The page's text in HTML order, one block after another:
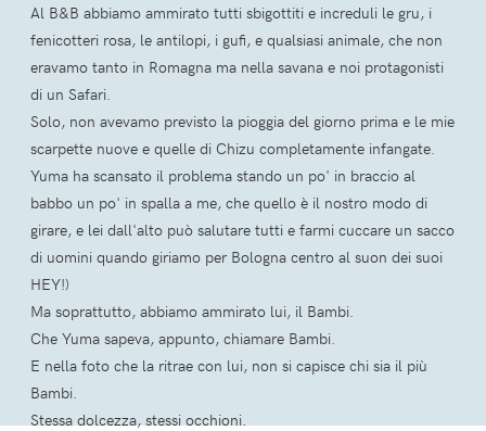
Al B&B abbiamo ammirato tutti sbigottiti e increduli le gru, i
fenicotteri rosa, le antilopi, i gufi, e qualsiasi animale, che non
eravamo tanto in Romagna ma nella savana e noi protagonisti
di un Safari.
Solo, non avevamo previsto la pioggia del giorno prima e le mie
scarpette nuove e quelle di Chizu completamente infangate.
Yuma ha scansato il problema stando un po' in braccio al
babbo un po' in spalla a me, che quello è il nostro modo di
girare, e lei dall'alto può salutare tutti e farmi cuccare un sacco
di uomini quando giriamo per Bologna centro al suon dei suoi
HEY!)
Ma soprattutto, abbiamo ammirato lui, il Bambi.
Che Yuma sapeva, appunto, chiamare Bambi.
E nella foto che la ritrae con lui, non si capisce chi sia il più
Bambi.
Stessa dolcezza, stessi occhioni.